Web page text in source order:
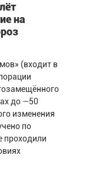
на
(входит в
до —50
изменения
по
проходили